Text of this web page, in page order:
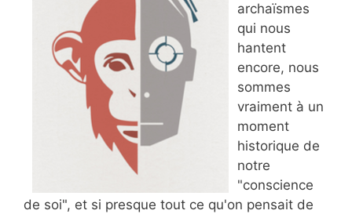
archaïsmes
qui nous
hantent
encore, nous
sommes
vraiment à un
moment
historique de
notre
"conscience
de soi", et si presque tout ce qu'on pensait de